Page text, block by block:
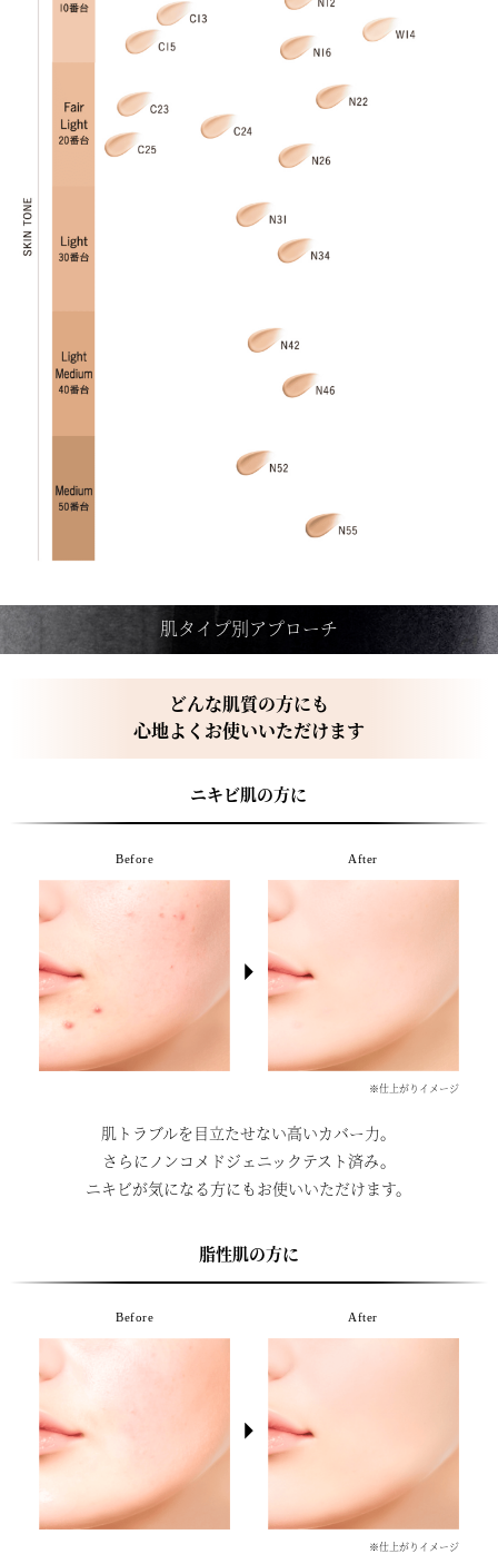
肌タイプ別アプローチ
どんな肌質の方にも
心地よくお使いいただけます
ニキビ肌の方に
Before After
※仕上がりイメージ
肌トラブルを目立たせない高いカバー力。
さらにノンコメドジェニックテスト済み。
ニキビが気になる方にもお使いいただけます。
脂性肌の方に
Before After
※仕上がりイメージ